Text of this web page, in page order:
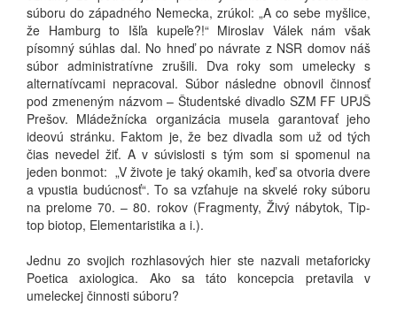
súboru do západného Nemecka, zrúkol: „A co sebe myšlice,
že Hamburg to Išľa kupeľe?!“ Miroslav Válek nám však
písomný súhlas dal. No hneď po návrate z NSR domov náš
súbor administratívne zrušili. Dva roky som umelecky s
alternatívcami nepracoval. Súbor následne obnovil činnosť
pod zmeneným názvom – Študentské divadlo SZM FF UPJŠ
Prešov. Mládežnícka organizácia musela garantovať jeho
ideovú stránku. Faktom je, že bez divadla som už od tých
čias nevedel žiť. A v súvislosti s tým som si spomenul na
jeden bonmot: „V živote je taký okamih, keď sa otvoria dvere
a vpustia budúcnosť“. To sa vzťahuje na skvelé roky súboru
na prelome 70. – 80. rokov (Fragmenty, Živý nábytok, Tip-
top biotop, Elementaristika a i.).
Jednu zo svojich rozhlasových hier ste nazvali metaforicky
Poetica axiologica. Ako sa táto koncepcia pretavila v
umeleckej činnosti súboru?